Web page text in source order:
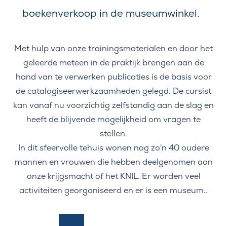
boekenverkoop in de museumwinkel.
Met hulp van onze trainingsmaterialen en door het
geleerde meteen in de praktijk brengen aan de
hand van te verwerken publicaties is de basis voor
de catalogiseerwerkzaamheden gelegd. De cursist
kan vanaf nu voorzichtig zelfstandig aan de slag en
heeft de blijvende mogelijkheid om vragen te
stellen.
In dit sfeervolle tehuis wonen nog zo'n 40 oudere
mannen en vrouwen die hebben deelgenomen aan
onze krijgsmacht of het KNIL. Er worden veel
activiteiten georganiseerd en er is een museum..